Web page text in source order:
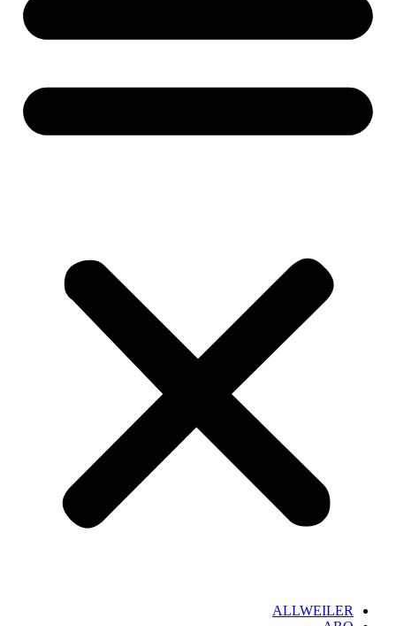
ALLWEILER